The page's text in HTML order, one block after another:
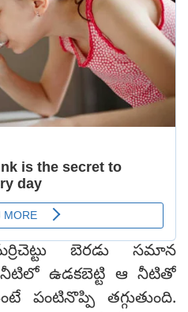
బెరడు సమాన
ఉడకబెట్టి ఆ నీటితో
పంటినొప్పి తగ్గుతుంది.